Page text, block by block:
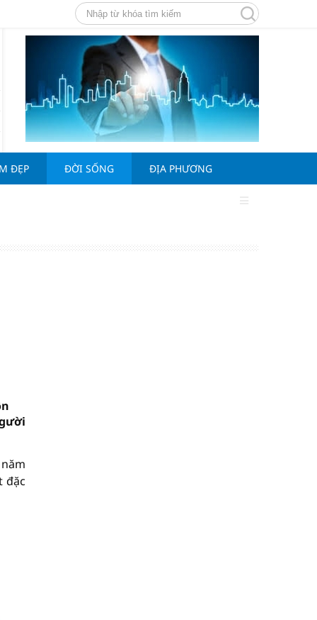
ĐẸP ĐỜI SỐNG ĐỊA PHƯƠNG
đặc